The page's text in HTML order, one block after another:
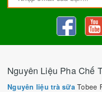
Nguyên Liệu Pha Chế
Nguyên liệu trà sữa Tobee